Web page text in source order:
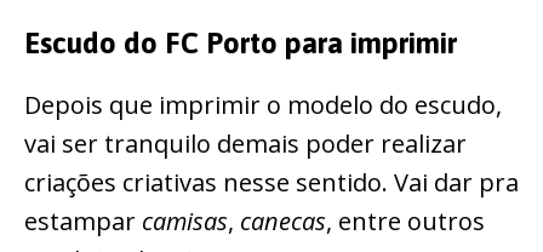
Escudo do FC Porto para imprimir
Depois que imprimir o modelo do escudo,
vai ser tranquilo demais poder realizar
criações criativas nesse sentido. Vai dar pra
estampar camisas, canecas, entre outros